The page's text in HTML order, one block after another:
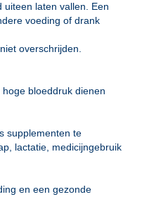
uiteen laten vallen. Een
voeding of drank
overschrijden.
bloeddruk dienen
supplementen te
lactatie, medicijngebruik
en een gezonde